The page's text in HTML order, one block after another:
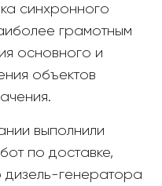
синхронного
грамотным
основного и
объектов
выполнили
по доставке,
дизель-генератора